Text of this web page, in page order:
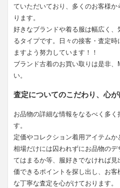
ていただいており、多くのお客様
ります。
好きなブランドや着る服は幅広く
るタイプです。日々の接客・査定
ますよう努力しています！！
ブランド古着のお買い取りは是非
い。
査定についてのこだわり、心
お品物の詳細な情報をなるべく多く
す。
定価やコレクション着用アイテム
相場だけには囚われずにお品物の
てはまるか等、服好きでなければ
価できるポイントを探し出し、お
な丁寧な査定を心がけております。